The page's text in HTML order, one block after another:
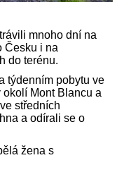
mnoho dní na
Česku i na
do terénu.
týdenním pobytu ve
Mont Blancu a
středních
a odírali se o
žena s